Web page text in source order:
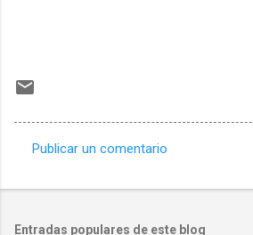
o
Publicar un comentario
Entradas populares de este blog